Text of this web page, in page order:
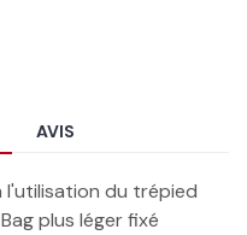
AVIS
du trépied
plus léger fixé